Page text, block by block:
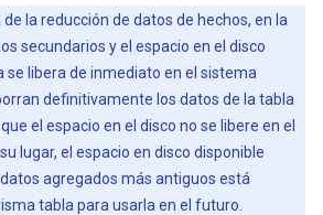
la reducción de datos de hechos, en la
secundarios y el espacio en el disco
se libera de inmediato en el sistema
definitivamente los datos de la tabla
el espacio en el disco no se libere en el
lugar, el espacio en disco disponible
agregados más antiguos está
tabla para usarla en el futuro.